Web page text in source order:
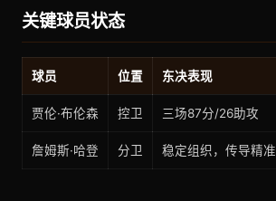
关键球员状态
球员 位置 东决表现
贾伦·布伦森 控卫 三场87分/26助攻
詹姆斯·哈登 分卫 稳定组织，传导精准